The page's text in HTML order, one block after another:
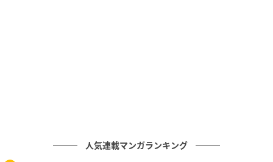
人気連載マンガランキング